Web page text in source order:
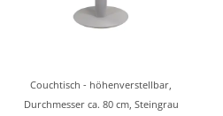
Couchtisch - höhenverstellbar,
Durchmesser ca. 80 cm, Steingrau